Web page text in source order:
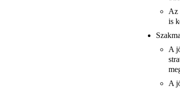
Az
is
A
A